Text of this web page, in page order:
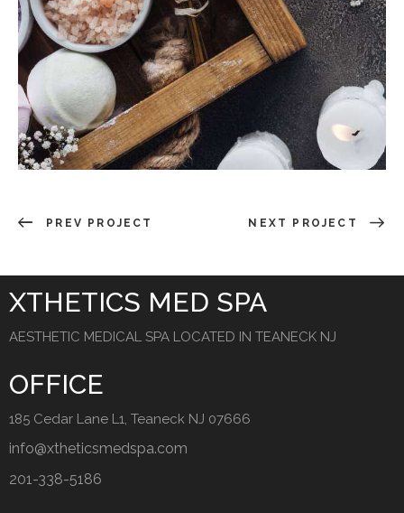
PREV PROJECT NEXT PROJECT
XTHETICS MED SPA
AESTHETIC MEDICAL SPA LOCATED IN TEANECK NJ
OFFICE
185 Cedar Lane L1, Teaneck NJ 07666
info@xtheticsmedspa.com
201-338-5186